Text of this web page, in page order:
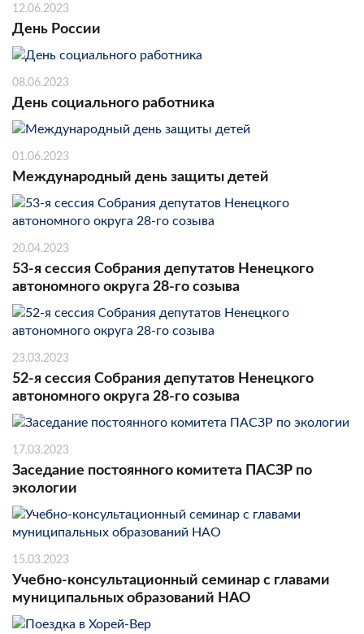
12.06.2023
День России
08.06.2023
День социального работника
01.06.2023
Международный день защиты детей
20.04.2023
53-я сессия Собрания депутатов Ненецкого
автономного округа 28-го созыва
23.03.2023
52-я сессия Собрания депутатов Ненецкого
автономного округа 28-го созыва
17.03.2023
Заседание постоянного комитета ПАСЗР по
экологии
15.03.2023
Учебно-консультационный семинар с главами
муниципальных образований НАО